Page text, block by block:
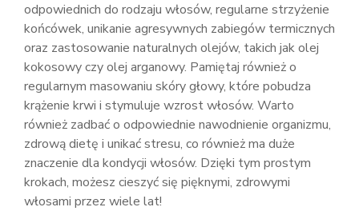
odpowiednich do rodzaju włosów, regularne strzyżenie
końcówek, unikanie agresywnych zabiegów termicznych
oraz zastosowanie naturalnych olejów, takich jak olej
kokosowy czy olej arganowy. Pamiętaj również o
regularnym masowaniu skóry głowy, które pobudza
krążenie krwi i stymuluje wzrost włosów. Warto
również zadbać o odpowiednie nawodnienie organizmu,
zdrową dietę i unikać stresu, co również ma duże
znaczenie dla kondycji włosów. Dzięki tym prostym
krokach, możesz cieszyć się pięknymi, zdrowymi
włosami przez wiele lat!